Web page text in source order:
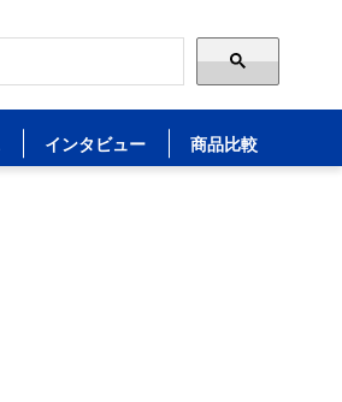
インタビュー 商品比較